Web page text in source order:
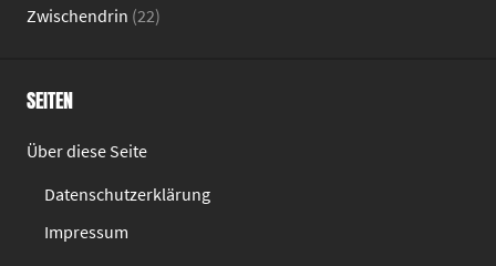
Zwischendrin (22)
SEITEN
Über diese Seite
Datenschutzerklärung
Impressum